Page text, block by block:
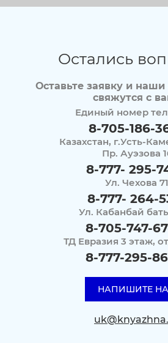
Остались
Оставьте заявку и
свяжутся с
Единый номер
8-705-186-
Казахстан, г.Усть-
Пр. Ауэзова
8-777- 295-
Ул. Чехова 71
8-777- 264-
Ул. Кабанбай
8-705-747-
ТД Евразия 3 этаж,
8-777-295-
НАПИШИТЕ